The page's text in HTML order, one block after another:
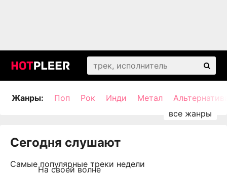
Жанры: Поп Рок Инди Метал
Сегодня слушают
Самые популярные треки недели
На своей волне